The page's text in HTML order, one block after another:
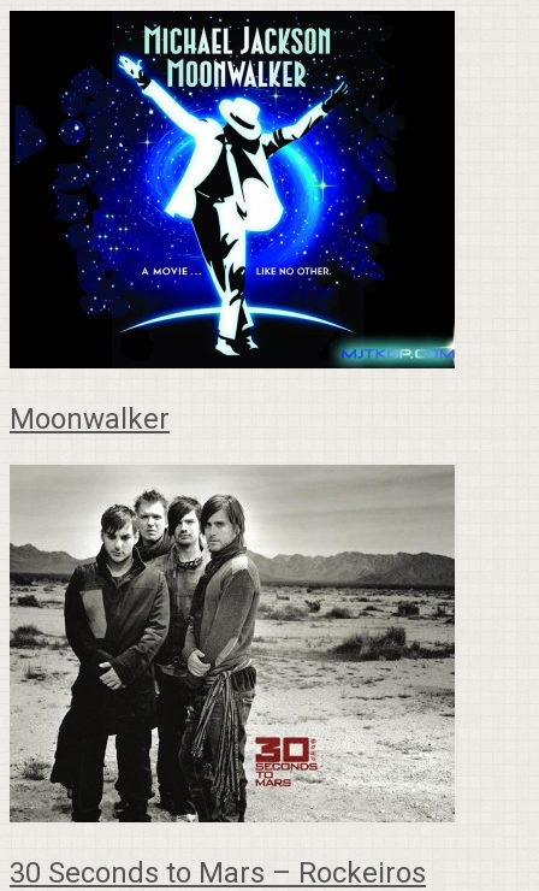
Moonwalker
30 Seconds to Mars – Rockeiros